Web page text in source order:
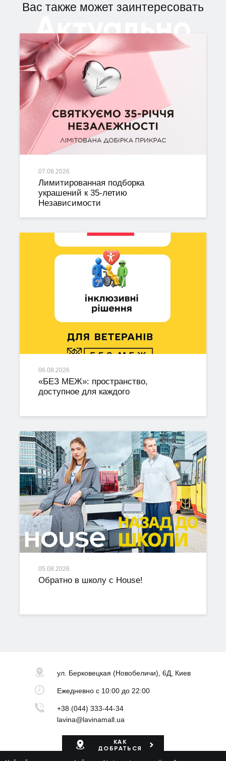
Вас также может заинтересовать
Актуально
07.08.2026
Лимитированная подборка
украшений к 35-летию
Независимости
06.08.2026
«БЕЗ МЕЖ»: пространство,
доступное для каждого
05.08.2026
Обратно в школу с House!
ул. Берковецкая (Новобеличи), 6Д, Киев
Ежедневнос 10:00 до 22:00
+38 (044) 333-44-34
lavina@lavinamall.ua
КАК
ДОБРАТЬСЯ